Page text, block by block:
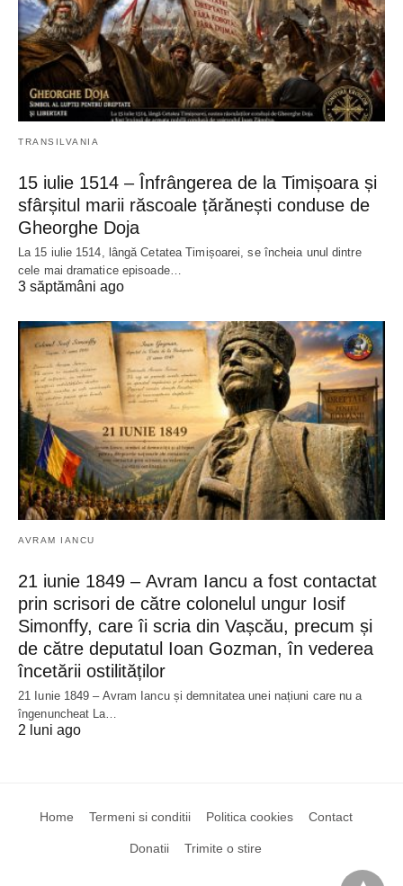
TRANSILVANIA
15 iulie 1514 – Înfrângerea de la Timișoara și
sfârșitul marii răscoale țărănești conduse de
Gheorghe Doja
La 15 iulie 1514, lângă Cetatea Timișoarei, se încheia unul dintre
cele mai dramatice episoade…
3 săptămâni ago
AVRAM IANCU
21 iunie 1849 – Avram Iancu a fost contactat
prin scrisori de către colonelul ungur Iosif
Simonffy, care îi scria din Vașcău, precum și
de către deputatul Ioan Gozman, în vederea
încetării ostilităților
21 Iunie 1849 – Avram Iancu și demnitatea unei națiuni care nu a
îngenuncheat La…
2 luni ago
Home Termeni si conditii Politica cookies Contact
Donatii Trimite o stire